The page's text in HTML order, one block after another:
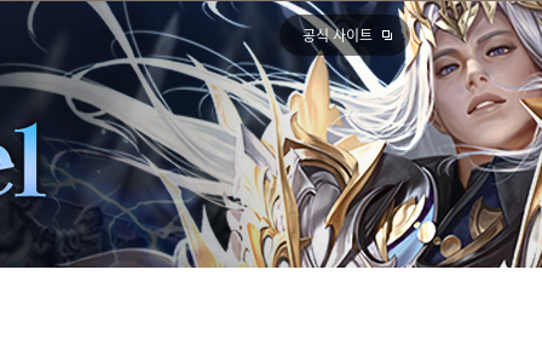
공식 사이트